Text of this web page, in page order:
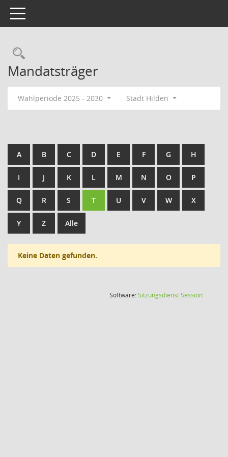
Toggle navigation
Rechercheauswahl
Mandatsträger
Wahlperiode 2025 - 2030 Stadt Hilden
A B C D E F G H
I J K L M N O P
Q R S T U V W X
Y Z Alle
Keine Daten gefunden.
Software:SitzungsdienstSession(Wird in